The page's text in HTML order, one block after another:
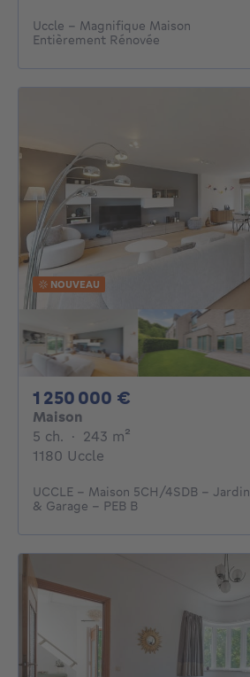
Uccle - Magnifique Maison
Entièrement Rénovée
NOUVEAU
1 250 000 €
Maison
5 ch. 5 chambres
· 243 m²
1180 Uccle
UCCLE - Maison 5CH/4SDB - Jardin
& Garage - PEB B